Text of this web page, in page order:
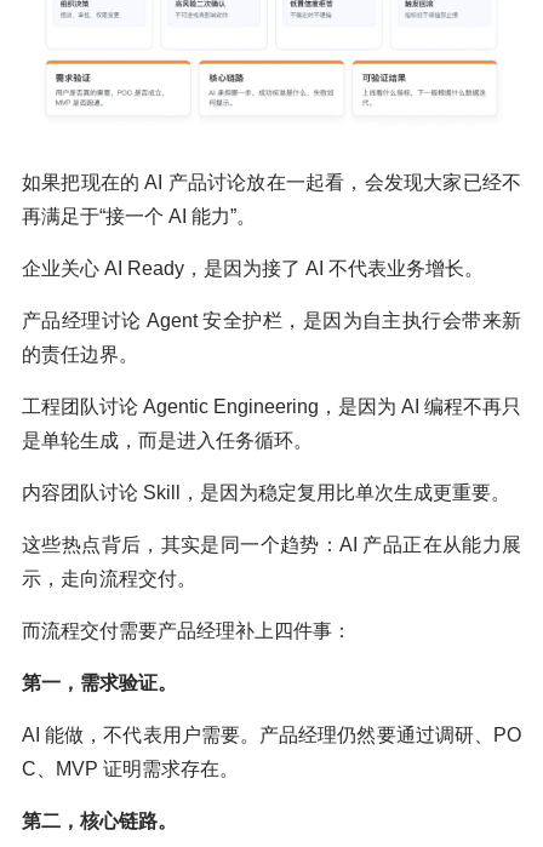
如果把现在的 AI 产品讨论放在一起看，会发现大家已经不
再满足于“接一个 AI 能力”。
企业关心 AI Ready，是因为接了 AI 不代表业务增长。
产品经理讨论 Agent 安全护栏，是因为自主执行会带来新
的责任边界。
工程团队讨论 Agentic Engineering，是因为 AI 编程不再只
是单轮生成，而是进入任务循环。
内容团队讨论 Skill，是因为稳定复用比单次生成更重要。
这些热点背后，其实是同一个趋势：AI 产品正在从能力展
示，走向流程交付。
而流程交付需要产品经理补上四件事：
第一，需求验证。
AI 能做，不代表用户需要。产品经理仍然要通过调研、PO
C、MVP 证明需求存在。
第二，核心链路。